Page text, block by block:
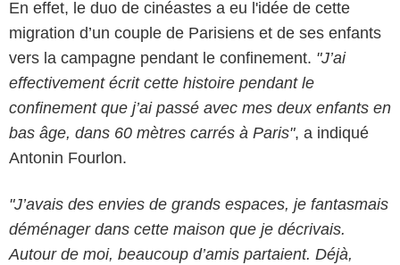
En effet, le duo de cinéastes a eu l'idée de cette
migration d’un couple de Parisiens et de ses enfants
vers la campagne pendant le confinement. "J’ai
effectivement écrit cette histoire pendant le
confinement que j’ai passé avec mes deux enfants en
bas âge, dans 60 mètres carrés à Paris", a indiqué
Antonin Fourlon.
"J’avais des envies de grands espaces, je fantasmais
déménager dans cette maison que je décrivais.
Autour de moi, beaucoup d’amis partaient. Déjà,